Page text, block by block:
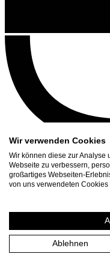
Kontakt
Presse Download
Wir verwenden Cookies
Wir können diese zur Analyse
Webseite zu verbessern,
großartiges Webseiten-
von uns verwendeten
Ablehnen